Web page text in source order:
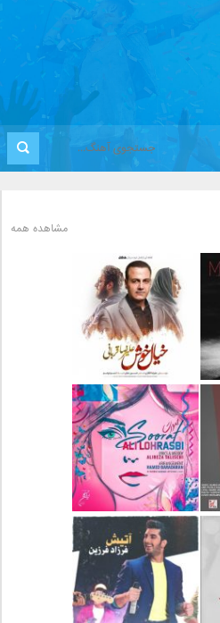
مشاهده همه
دانلود آهنگ جدید علیرضا
قربانی بنام خیال خوش
دانلود آهنگ جدید علی
لهراسبی بنام صورت